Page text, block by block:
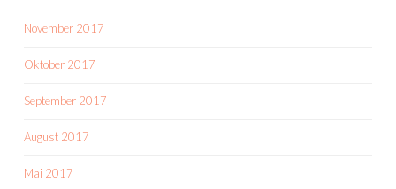
November 2017
Oktober 2017
September 2017
August 2017
Mai 2017